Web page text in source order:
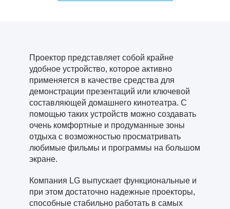
Проектор представляет собой крайне
удобное устройство, которое активно
применяется в качестве средства для
демонстрации презентаций или ключевой
составляющей домашнего кинотеатра. С
помощью таких устройств можно создавать
очень комфортные и продуманные зоны
отдыха с возможностью просматривать
любимые фильмы и программы на большом
экране.
Компания LG выпускает функциональные и
при этом достаточно надежные проекторы,
способные стабильно работать в самых